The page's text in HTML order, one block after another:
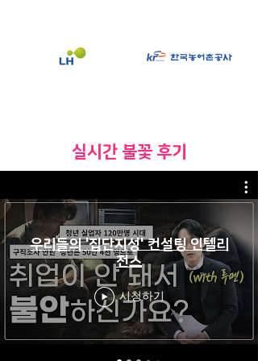
​실시간 불꽃 후기
우리들의 '집단지성' 컨설팅 인텔리
전스
시청하기